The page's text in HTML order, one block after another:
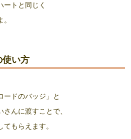
ートと同じく
。
使い方
ードのバッジ」と
さんに渡すことで、
てもらえます。